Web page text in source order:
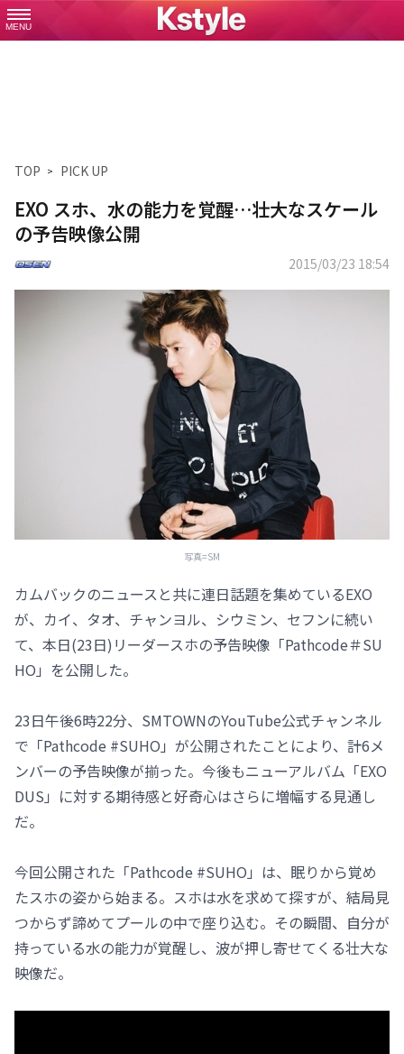
MENU
TOP PICK UP
EXO スホ、水の能力を覚醒…壮大なスケール
の予告映像公開
2015/03/23 18:54
写真=SM
カムバックのニュースと共に連日話題を集めているEXO
が、カイ、タオ、チャンヨル、シウミン、セフンに続い
て、本日(23日)リーダースホの予告映像「Pathcode＃SU
HO」を公開した。
23日午後6時22分、SMTOWNのYouTube公式チャンネル
で「Pathcode #SUHO」が公開されたことにより、計6メ
ンバーの予告映像が揃った。今後もニューアルバム「EXO
DUS」に対する期待感と好奇心はさらに増幅する見通し
だ。
今回公開された「Pathcode #SUHO」は、眠りから覚め
たスホの姿から始まる。スホは水を求めて探すが、結局見
つからず諦めてプールの中で座り込む。その瞬間、自分が
持っている水の能力が覚醒し、波が押し寄せてくる壮大な
映像だ。